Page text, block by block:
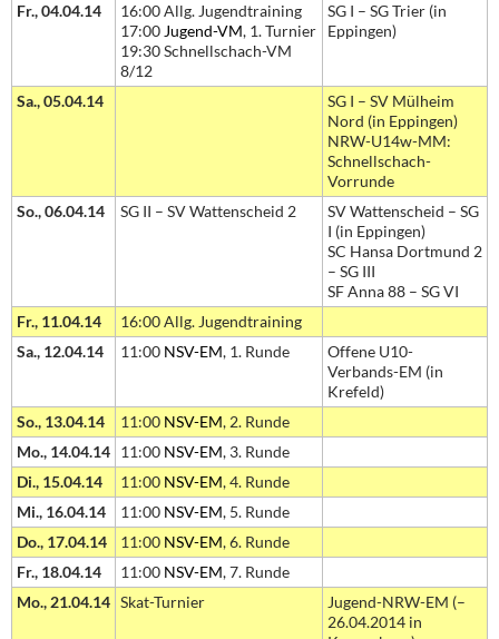
Fr., 04.04.14
16:00 Allg. Jugendtraining
17:00 Jugend-VM, 1. Turnier
19:30 Schnellschach-VM
8/12
SG I – SG Trier (in
Eppingen)
Sa., 05.04.14
SG I – SV Mülheim
Nord (in Eppingen)
NRW-U14w-MM:
Schnellschach-
Vorrunde
So., 06.04.14
SG II – SV Wattenscheid 2
SV Wattenscheid – SG
I (in Eppingen)
SC Hansa Dortmund 2
– SG III
SF Anna 88 – SG VI
Fr., 11.04.14
16:00 Allg. Jugendtraining
Sa., 12.04.14
11:00 NSV-EM, 1. Runde
Offene U10-
Verbands-EM (in
Krefeld)
So., 13.04.14
11:00 NSV-EM, 2. Runde
Mo., 14.04.14 11:00 NSV-EM, 3. Runde
Di., 15.04.14
11:00 NSV-EM, 4. Runde
Mi., 16.04.14
11:00 NSV-EM, 5. Runde
Do., 17.04.14
11:00 NSV-EM, 6. Runde
Fr., 18.04.14
11:00 NSV-EM, 7. Runde
Mo., 21.04.14 Skat-Turnier
Jugend-NRW-EM (–
26.04.2014 in